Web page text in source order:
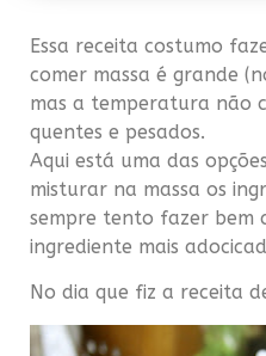
Essa receita costumo
comer massa é grande
mas a temperatura não
quentes e pesados.
Aqui está uma das
misturar na massa os
sempre tento fazer bem
ingrediente mais
No dia que fiz a receita